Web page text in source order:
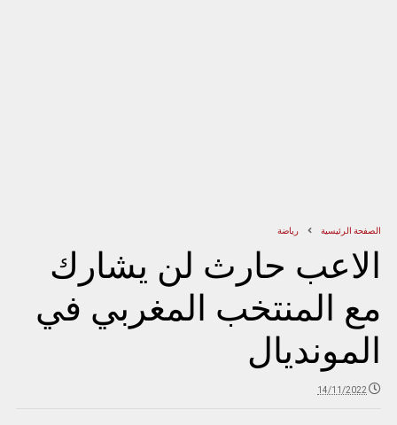
الصفحة الرئيسية رياضة
الاعب حارث لن يشارك
مع المنتخب المغربي في
المونديال
14/11/2022